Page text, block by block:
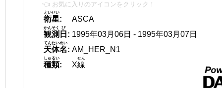
👈 お気に入りのアイコンをクリック！
衛星
えいせい
:
ASCA
観測
かんそく
日
び
: 1995年03月06日 - 1995年03月07日
天体名
てんたいめい
: AM_HER_N1
種類
しゅるい
: X線
せん